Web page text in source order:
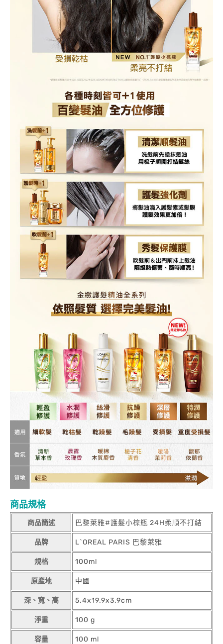
商品規格
商品簡述 巴黎萊雅#護髮小棕瓶 24H柔順不打結
品牌 L`OREAL PARIS 巴黎萊雅
規格 100ml
原產地 中國
深、寬、高 5.4x19.9x3.9cm
淨重 100 g
容量 100 ml